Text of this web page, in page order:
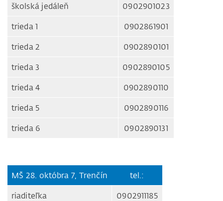
školská jedáleň 0902901023
trieda 1 0902861901
trieda 2 0902890101
trieda 3 0902890105
trieda 4 0902890110
trieda 5 0902890116
trieda 6 0902890131
MŠ 28. októbra 7, Trenčín tel.:
riaditeľka 0902911185